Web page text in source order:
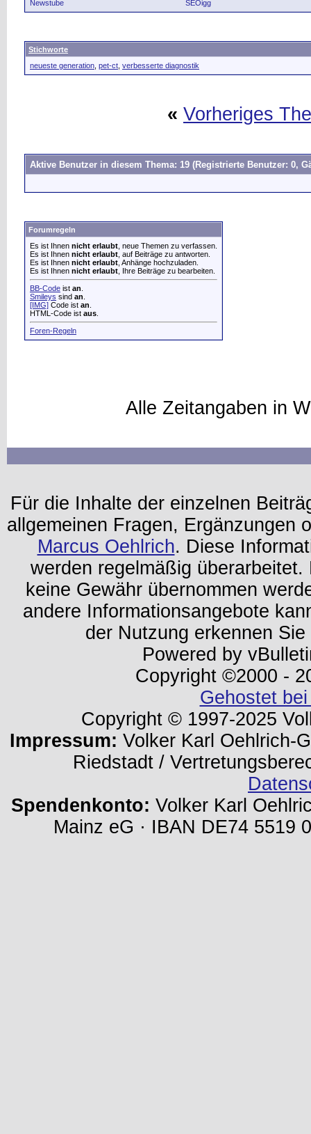
Newstube SEOigg
Stichworte
neueste generation pet-ct verbesserte diagnostik
« Vorheriges
Aktive Benutzer in diesem Thema: 19 (Registrierte Benutzer: 0,
Forumregeln
Es ist Ihnen nicht erlaubt , neue Themen zu verfassen.
Es ist Ihnen nicht erlaubt , auf Beiträge zu antworten.
Es ist Ihnen nicht erlaubt , Anhänge hochzuladen.
Es ist Ihnen nicht erlaubt , Ihre Beiträge zu bearbeiten.
BB-Code ist an
Smileys sind an
[IMG] Code ist an
HTML-Code ist aus
Foren-Regeln
Alle Zeitangaben in
Für die Inhalte der einzelnen
allgemeinen Fragen, Ergänzungen
Marcus Oehlrich. Diese
werden regelmäßig
keine Gewähr übernommen
andere Informationsangebote
der Nutzung erkennen
Powered by
Copyright ©2000 -
Gehostet
Copyright © 1997-2025
Impressum: Volker Karl Oehlrich-
Riedstadt /
Spendenkonto: Volker Karl
Mainz eG · IBAN DE74 5519